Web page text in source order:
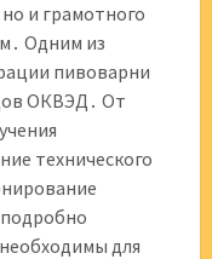
и грамотного
Одним из
пивоварни
ОКВЭД․ От
технического
для